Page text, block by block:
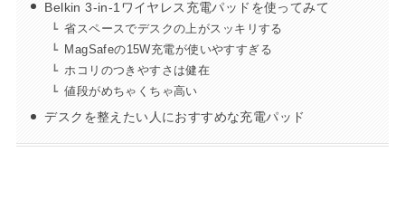
Belkin 3-in-1ワイヤレス充電パッドを使ってみて
省スペースでデスクの上がスッキリする
MagSafeの15W充電が使いやすすぎる
ホコリのつきやすさは健在
値段がめちゃくちゃ高い
デスクを整えたい人におすすめな充電パッド